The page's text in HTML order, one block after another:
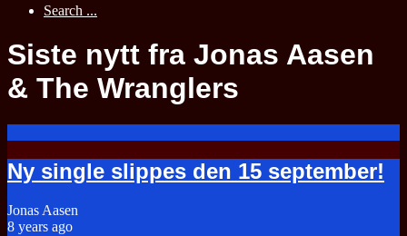
Search ...
Siste nytt fra Jonas Aasen
& The Wranglers
Ny single slippes den 15 september!
Jonas Aasen
8 years ago